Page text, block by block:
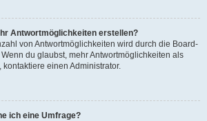
Antwortmöglichkeiten erstellen?
von Antwortmöglichkeiten wird durch die Board-
du glaubst, mehr Antwortmöglichkeiten als
einen Administrator.
ich eine Umfrage?